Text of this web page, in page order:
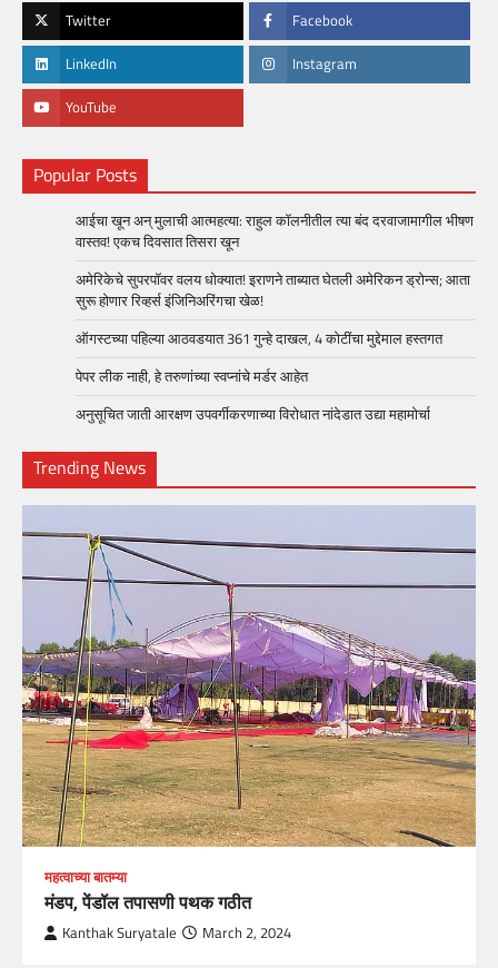
Twitter Facebook
LinkedIn Instagram
YouTube
Popular Posts
आईचा खून अन् मुलाची आत्महत्या: राहुल कॉलनीतील त्या बंद दरवाजामागील भीषण
वास्तव! एकच दिवसात तिसरा खून
अमेरिकेचे सुपरपॉवर वलय धोक्यात! इराणने ताब्यात घेतली अमेरिकन ड्रोन्स; आता
सुरू होणार रिव्हर्स इंजिनिअरिंगचा खेळ!
ऑगस्टच्या पहिल्या आठवडयात 361 गुन्हे दाखल, 4 कोटींचा मुद्देमाल हस्तगत
पेपर लीक नाही, हे तरुणांच्या स्वप्नांचे मर्डर आहेत
अनुसूचित जाती आरक्षण उपवर्गीकरणाच्या विरोधात नांदेडात उद्या महामोर्चा
Trending News
महत्वाच्या बातम्या
मंडप, पेंडॉल तपासणी पथक गठीत
Kanthak Suryatale March 2, 2024